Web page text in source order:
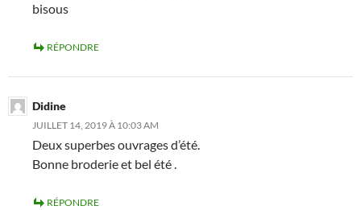
bisous
RÉPONDRE
Didine
JUILLET 14, 2019 À 10:03 AM
Deux superbes ouvrages d’été.
Bonne broderie et bel été .
RÉPONDRE